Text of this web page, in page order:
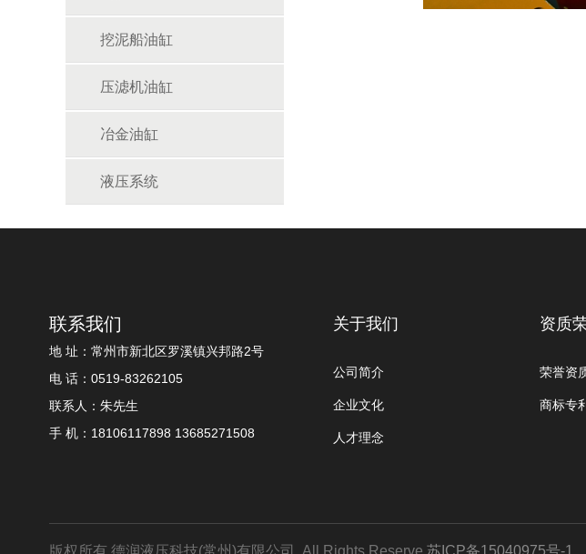
挖泥船油缸
压滤机油缸
冶金油缸
液压系统
联系我们
地 址：常州市新北区罗溪镇兴邦路2号
电 话：0519-83262105
联系人：朱先生
手 机：18106117898 13685271508
关于我们
公司简介
企业文化
人才理念
资质
荣誉资
商标专利
版权所有 德润液压科技(常州)有限公司. All Rights Reserve 苏ICP备15040975号-1